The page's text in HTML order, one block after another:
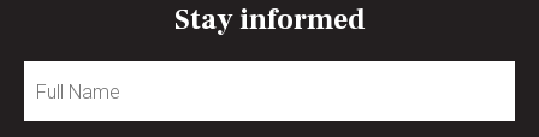
Stay informed
Name